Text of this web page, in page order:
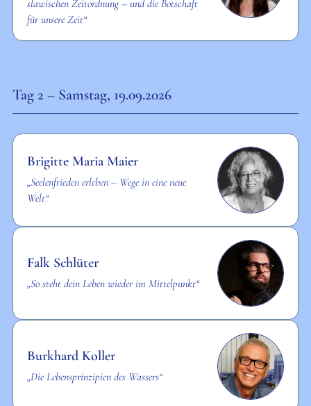
slawischen Zeitordnung – und die Botschaft
für unsere Zeit“
Tag 2 – Samstag, 19.09.2026
Brigitte Maria Maier
„Seelenfrieden erleben – Wege in eine neue
Welt“
Falk Schlüter
„So steht dein Leben wieder im Mittelpunkt“
Burkhard Koller
„Die Lebensprinzipien des Wassers“